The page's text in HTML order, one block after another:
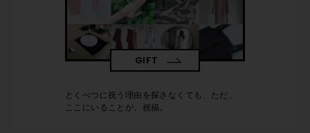
GIFT
とくべつに祝う理由を探さなくても、ただ、
ここにいることが、祝福。